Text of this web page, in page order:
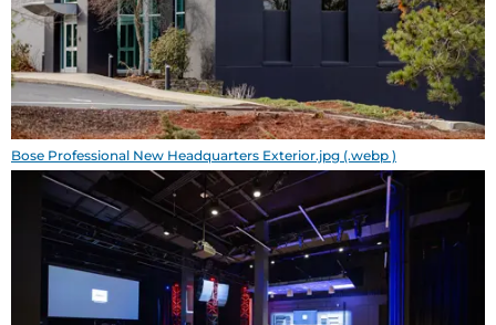
Bose Professional New Headquarters Exterior.jpg (.webp )